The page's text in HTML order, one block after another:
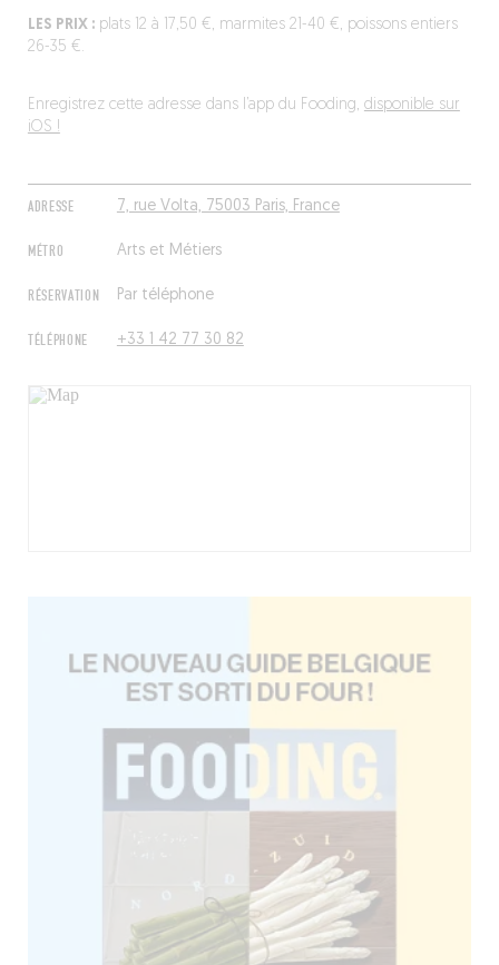
ADRESSE 7, rue Volta, 75003 Paris, France
MÉTRO Arts et Métiers
RÉSERVATION Par téléphone
TÉLÉPHONE +33 1 42 77 30 82
LES PRIX :plats 12 à 17,50 €, marmites 21-40 €, poissons entiers
26-35 €.
Enregistrez cette adresse dans l’app du Fooding, disponible sur
iOS !